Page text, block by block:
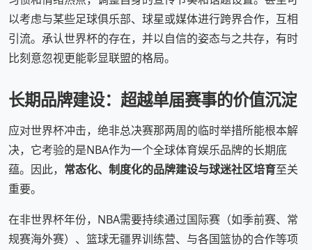
以考虑与某些足球俱乐部、球星或媒体进行跨界合作，互相
引流。承认世界杯的存在，并以自信的姿态与之共存，有时
比刻意忽视更能彰显联盟的格局。
长期品牌建设：超越单届赛事的价值沉淀
应对世界杯冲击，绝非总决赛那两周的临时举措所能根本解
决，它考验的是NBA作为一个全球体育娱乐品牌的长期底
蕴。因此， 常态化、制度化的品牌建设与球迷社区培育至关
重要。
在非世界杯年份，NBA需要持续通过国际赛（如季前赛、常
规赛海外赛）、篮球无疆界训练营、与各国篮协的合作等项